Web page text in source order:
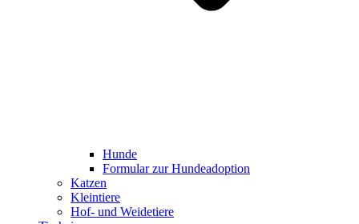
Hunde
Formular zur Hundeadoption
Katzen
Kleintiere
Hof- und Weidetiere